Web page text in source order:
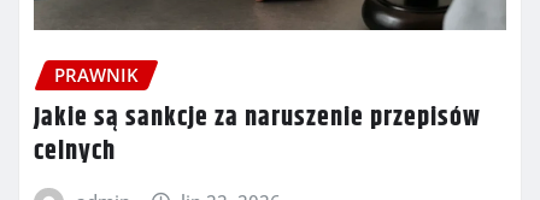
PRAWNIK
Jakie są sankcje za naruszenie przepisów
celnych